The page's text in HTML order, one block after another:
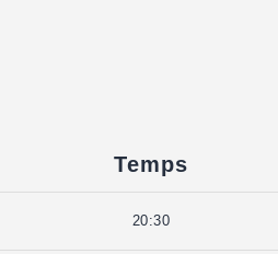
Temps
20:30